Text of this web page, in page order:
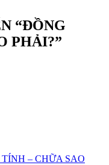
“ĐỒNG
PHẢI?”